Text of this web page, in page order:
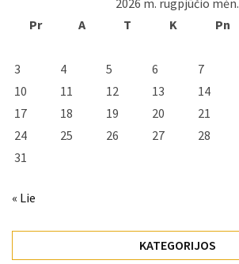
2026 m. rugpjūčio mėn.
Pr
A T K Pn
3
4 5 6 7
10
11 12 13 14
17
18 19 20 21
24
25 26 27 28
31
« Lie
KATEGORIJOS